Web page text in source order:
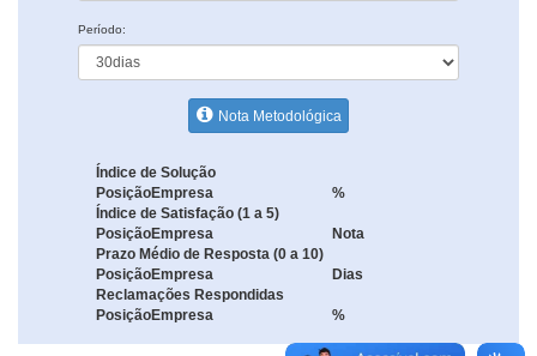
Período:
Nota Metodológica
Índice de Solução
PosiçãoEmpresa
%
Índice de Satisfação (1 a 5)
PosiçãoEmpresa
Nota
Prazo Médio de Resposta (0 a 10)
PosiçãoEmpresa
Dias
Reclamações Respondidas
PosiçãoEmpresa %